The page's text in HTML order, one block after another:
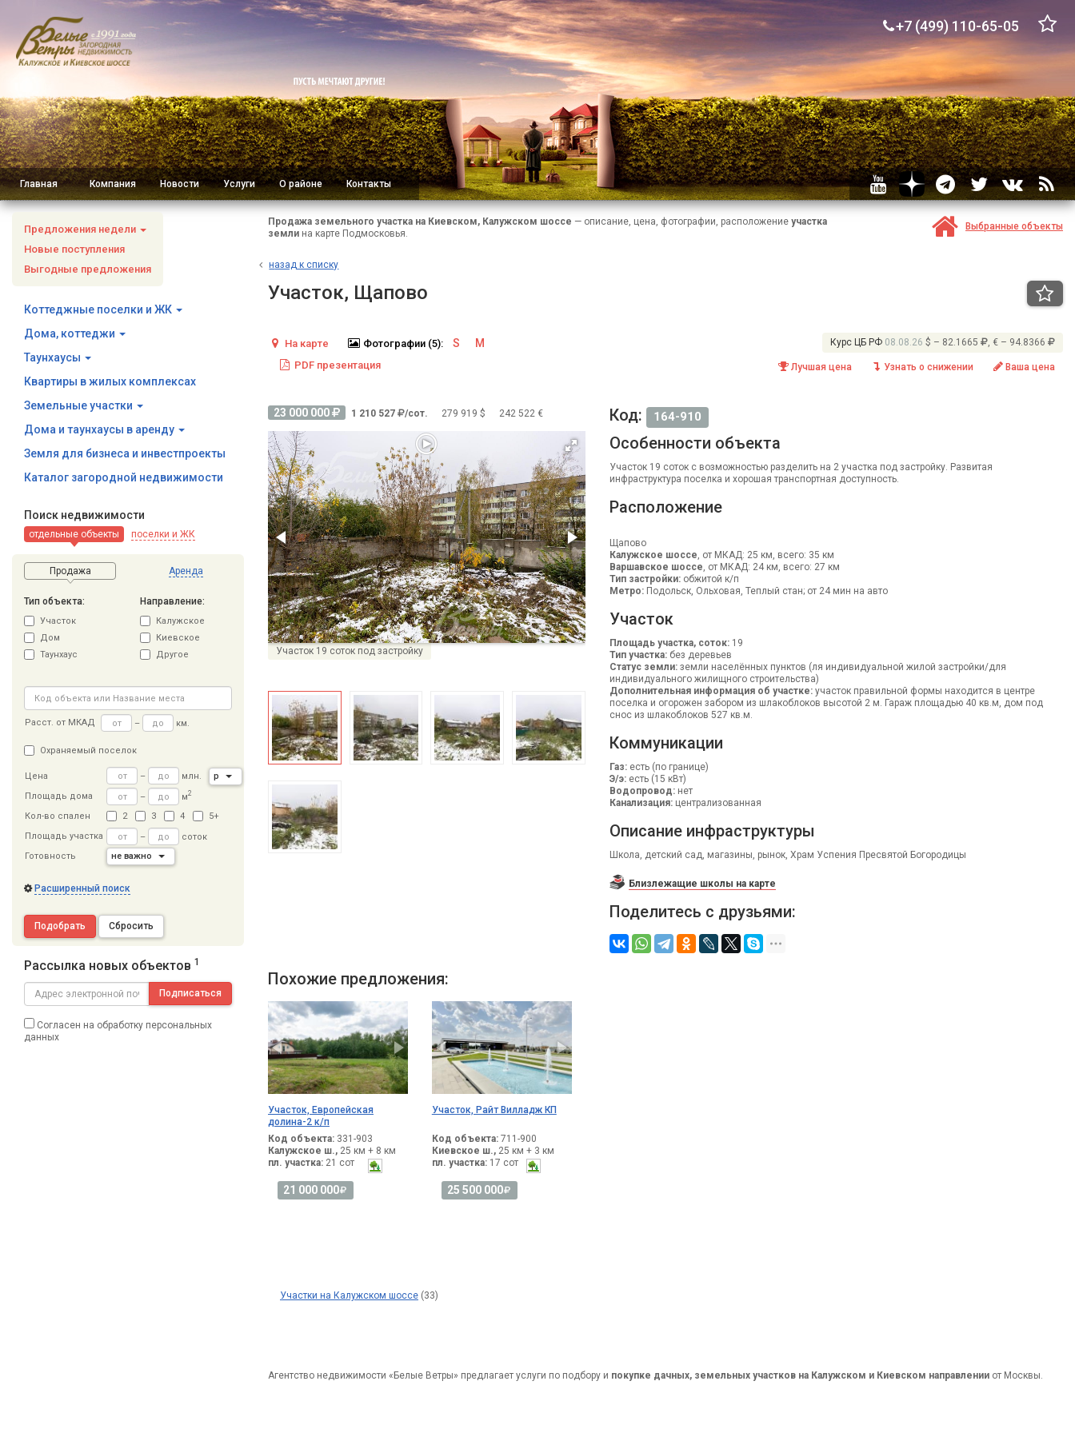
+7 (499) 110-65-05
Главная Компания Новости Услуги О районе Контакты
Предложения недели
Новые поступления
Выгодные предложения
Коттеджные поселки и ЖК
Дома, коттеджи
Таунхаусы
Квартиры в жилых комплексах
Земельные участки
Дома и таунхаусы в аренду
Земля для бизнеса и инвестпроекты
Каталог загородной недвижимости
Поиск недвижимости
отдельные объекты поселки и ЖК
Продажа Аренда
Тип объекта:
Участок
Дом
Таунхаус
Направление:
Калужское
Киевское
Другое
Расст. от МКАД – км.
Охраняемый поселок
Цена – млн.
р
Площадь дома
– м2
Кол-во спален 2 3 4
5+
Площадь участка
–
соток
Готовность
не важно
Расширенный поиск
Подобрать Сбросить
Рассылка новых объектов 1
Подписаться
Согласен на обработку персональных
данных
Продажа земельного участка на Киевском, Калужском шоссе — описание, цена, фотографии, расположение участка
земли на карте Подмосковья.
Выбранные объекты
назад к списку
Участок, Щапово
Курс ЦБ РФ 08.08.26 $ – 82.1665 , € – 94.8366
Лучшая цена Узнать о снижении Ваша цена
На карте Фотографии (5): S M
PDF презентация
23 000 000 1 210 527 /сот. 279 919 $ 242 522 €
Участок 19 соток под застройку
Код: 164-910
Особенности объекта
Участок 19 соток с возможностью разделить на 2 участка под застройку. Развитая
инфраструктура поселка и хорошая транспортная доступность.
Расположение
Щапово
Калужское шоссе, от МКАД: 25 км, всего: 35 км
Варшавское шоссе, от МКАД: 24 км, всего: 27 км
Тип застройки:обжитой к/п
Метро:Подольск, Ольховая, Теплый стан; от 24 мин на авто
Участок
Площадь участка, соток:19
Тип участка:без деревьев
Статус земли:земли населённых пунктов (ля индивидуальной жилой застройки/для
индивидуального жилищного строительства)
Дополнительная информация об участке:участок правильной формы находится в центре
поселка и огорожен забором из шлакоблоков высотой 2 м. Гараж площадью 40 кв.м, дом под
снос из шлакоблоков 527 кв.м.
Коммуникации
Газ:есть (по границе)
Э/э:есть (15 кВт)
Водопровод:нет
Канализация:централизованная
Описание инфраструктуры
Школа, детский сад, магазины, рынок, Храм Успения Пресвятой Богородицы
Близлежащие школы на карте
Поделитесь с друзьями:
Похожие предложения:
Участок, Европейская
долина-2 к/п
Код объекта: 331-903
Калужское ш., 25 км + 8 км
пл. участка: 21 сот
21 000 000
Участок, Райт Вилладж КП
Код объекта:711-900
Киевское ш.,25 км + 3 км
пл. участка:17 сот
25 500 000
Участки на Калужском шоссе (33)
Агентство недвижимости «Белые Ветры» предлагает услуги по подбору и покупке дачных, земельных участков на Калужском и Киевском направлении от Москвы.